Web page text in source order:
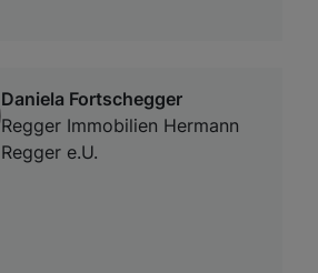
Daniela Fortschegger
Regger Immobilien Hermann
Regger e.U.